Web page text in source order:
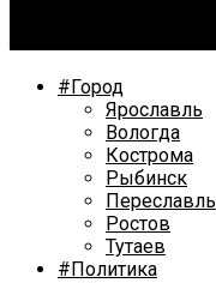
#Город
Ярославль
Вологда
Кострома
Рыбинск
Переславль
Ростов
Тутаев
#Политика